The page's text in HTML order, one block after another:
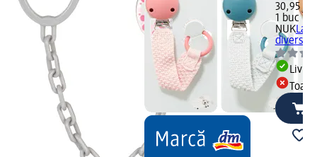
30,95 lei
1 buc
NUK
diverse